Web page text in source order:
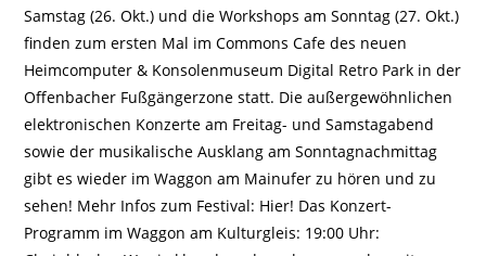
Samstag (26. Okt.) und die Workshops am Sonntag (27. Okt.)
finden zum ersten Mal im Commons Cafe des neuen
Heimcomputer & Konsolenmuseum Digital Retro Park in der
Offenbacher Fußgängerzone statt. Die außergewöhnlichen
elektronischen Konzerte am Freitag- und Samstagabend
sowie der musikalische Ausklang am Sonntagnachmittag
gibt es wieder im Waggon am Mainufer zu hören und zu
sehen! Mehr Infos zum Festival: Hier! Das Konzert-
Programm im Waggon am Kulturgleis: 19:00 Uhr: